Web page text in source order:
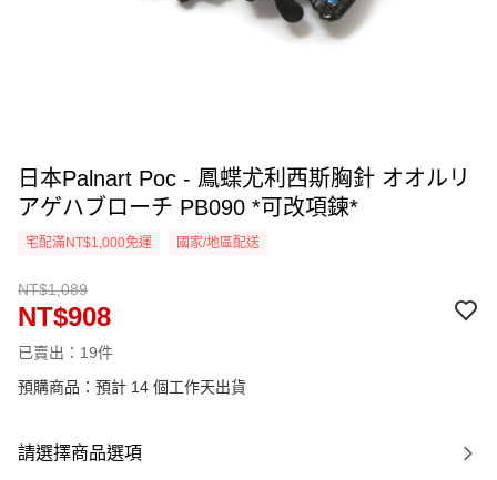
日本Palnart Poc - 鳳蝶尤利西斯胸針 オオルリ
アゲハブローチ PB090 *可改項鍊*
宅配滿NT$1,000免運 國家/地區配送
NT$1,089
NT$908
已賣出：19件
預購商品：預計 14 個工作天出貨
請選擇商品選項